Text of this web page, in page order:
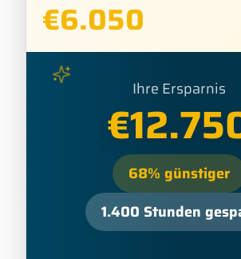
€6.050
Ihre Ersparnis
€
68% günstiger
1.400 Stunden